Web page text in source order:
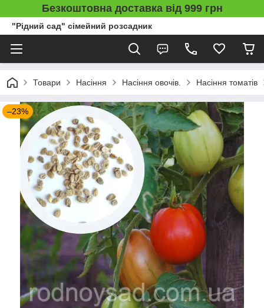
Безкоштовна доставка від 999 грн
"Рідний сад" сімейний розсадник
Товари Насіння Насіння овочів. Насіння томатів
–23%